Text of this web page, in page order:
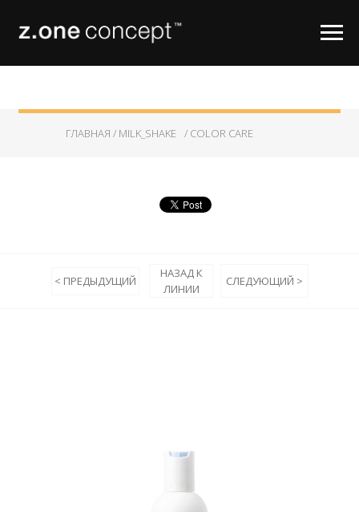
ГЛАВНАЯ / MILK_SHAKE / COLOR CARE
НАЗАД К
ЛИНИИ
< ПРЕДЫДУЩИЙ СЛЕДУЮЩИЙ >